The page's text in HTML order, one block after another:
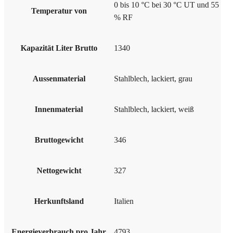
Temperatur von
0 bis 10 °C bei 30 °C UT und 55
% RF
Kapazität Liter Brutto 1340
Aussenmaterial Stahlblech, lackiert, grau
Innenmaterial Stahlblech, lackiert, weiß
Bruttogewicht 346
Nettogewicht 327
Herkunftsland Italien